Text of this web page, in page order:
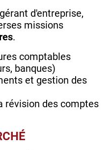
d'entreprise,
missions
.
comptables
banques)
et gestion des
révision des comptes